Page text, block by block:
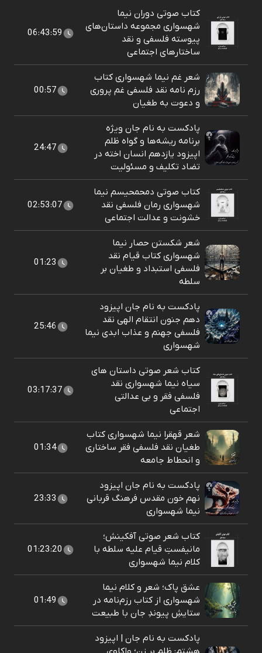
کتاب صوتی دوران نیما
شهسواری مجموعه داستان‌های
پیوسته فلسفی و نقد
ساختارهای اجتماعی
06:43:59
شعر غم نیما شهسواری کتاب
رزم نامه نقد فلسفی غم پروری
و دعوت به طغیان
00:57
پادکست به نام جان ویژه
برنامه ریشه‌ها و گواه ظلم
اپیزود یازدهم انسان اخته در
تضاد تکلیف و مسئولیت
24:47
کتاب صوتی دمحمحیسم نیما
شهسواری رمان فلسفی نقد
خشونت و عدالت اجتماعی
02:53:07
شعر شکستن حصار نیما
شهسواری کتاب قیام نقد
فلسفی استبداد و طغیان بر
سلطه
01:23
پادکست به نام جان اپیزود
دهم جنون انتقام الهی نقد
فلسفی جهنم و عذاب ابدی نیما
شهسواری
25:46
کتاب شعر صوتی داستان های
سیاه نیما شهسواری نقد
فلسفی فقر و بی عدالتی
اجتماعی
03:17:37
شعر قهقرا نیما شهسواری کتاب
طغیان نقد فلسفی فقر ساختاری
و انحطاط جامعه
01:34
پادکست به نام جان اپیزود
نهم خون مقدس فرهنگ قربانی
نیما شهسواری
23:33
کتاب شعر صوتی آفکینش؛
مانیفستِ قیام علیه سلطه با
کلام نیما شهسواری
01:23:20
عشق پاک؛ شعر و کلام نیما
شهسواری از کتاب رزم‌نامه در
ستایشِ پیوندِ جان با طبیعت
01:49
پادکست به نام جان | اپیزود